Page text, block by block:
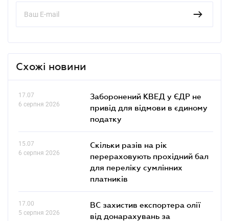
Схожі новини
17.07
6 серпня 2026
Заборонений КВЕД у ЄДР не
привід для відмови в єдиному
податку
15.07
6 серпня 2026
Скільки разів на рік
перераховують прохідний бал
для переліку сумлінних
платників
17.00
5 серпня 2026
ВС захистив експортера олії
від донарахувань за